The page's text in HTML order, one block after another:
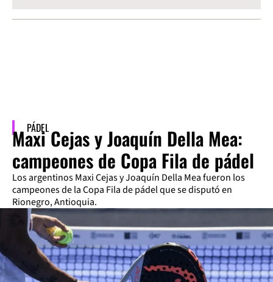
PÁDEL
Maxi Cejas y Joaquín Della Mea:
campeones de Copa Fila de pádel
Los argentinos Maxi Cejas y Joaquín Della Mea fueron los
campeones de la Copa Fila de pádel que se disputó en
Rionegro, Antioquia.